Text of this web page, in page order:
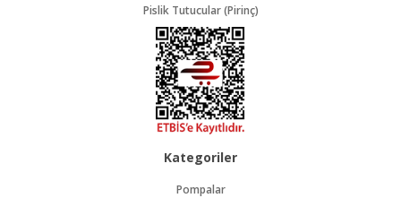
Pislik Tutucular (Pirinç)
Kategoriler
Pompalar